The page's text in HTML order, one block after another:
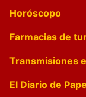
Horóscopo
Farmacias de
Transmisiones
El Diario de